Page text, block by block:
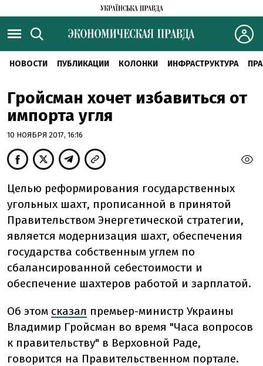
НОВОСТИ ПУБЛИКАЦИИ КОЛОНКИ ИНФРАСТРУКТУРА
Гройсман хочет избавиться от
импорта угля
10 НОЯБРЯ 2017, 16:16
Целью реформирования государственных
угольных шахт, прописанной в принятой
Правительством Энергетической стратегии,
является модернизация шахт, обеспечения
государства собственным углем по
сбалансированной себестоимости и
обеспечение шахтеров работой и зарплатой.
Об этом сказал премьер-министр Украины
Владимир Гройсман во время "Часа вопросов
к правительству" в Верховной Раде,
говорится на Правительственном портале.